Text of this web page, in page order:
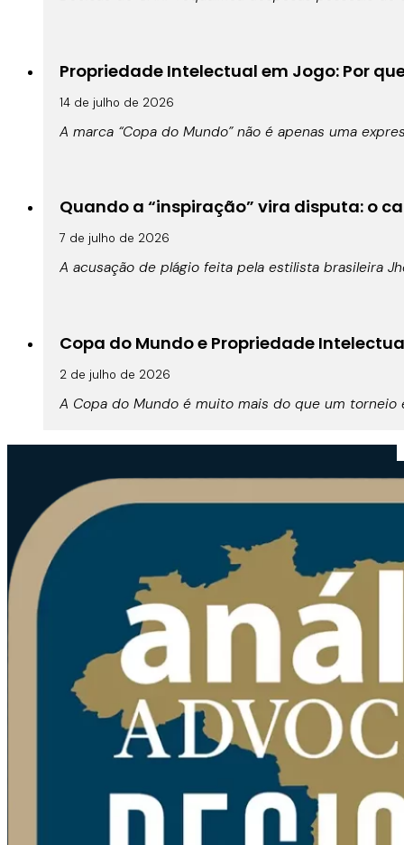
Propriedade Intelectual em Jogo: Por
14 de julho de 2026
A marca “Copa do Mundo” não é apenas uma
Quando a “inspiração” vira disputa: o
7 de julho de 2026
A acusação de plágio feita pela estilista brasileira
Copa do Mundo e Propriedade
2 de julho de 2026
A Copa do Mundo é muito mais do que um